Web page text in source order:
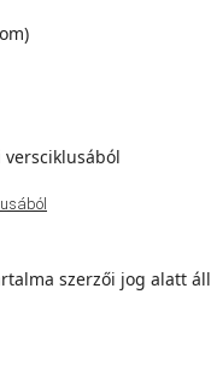
szerzői jog alatt áll